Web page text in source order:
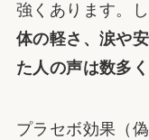
強くあります。
体の軽さ、涙や
た人の声は数多
プラセボ効果（